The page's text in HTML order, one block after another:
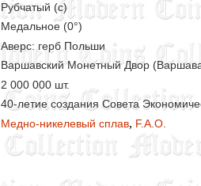
Рубчатый (с)
Медальное (0°)
Аверс: герб Польши
Варшавский Монетный Двор
2 000 000 шт.
40-летие создания Совета
Медно-никелевый сплав, F.A.O.